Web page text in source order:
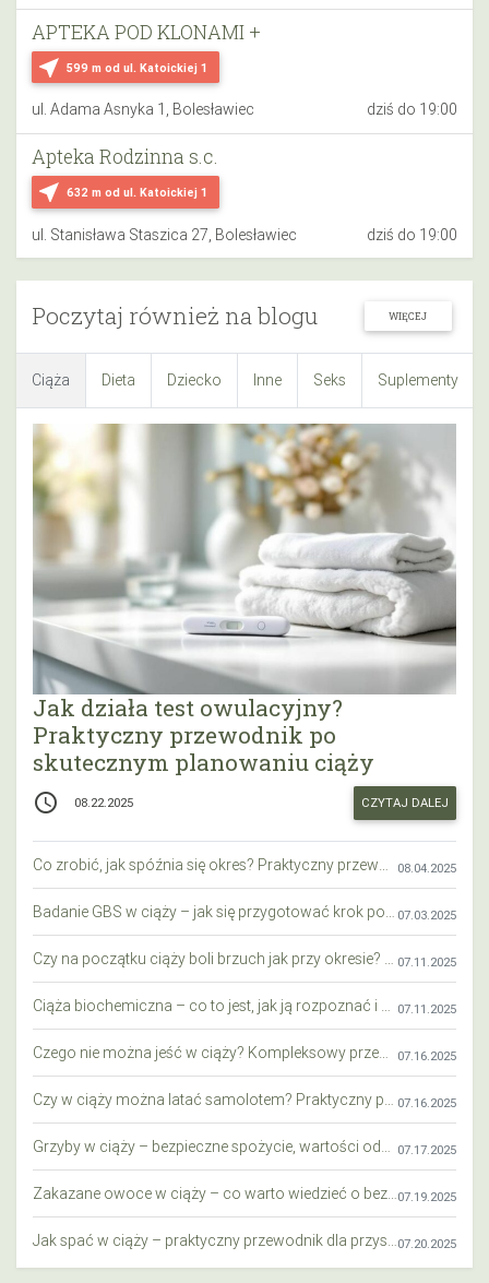
near_me 599 m od ul. Katoickiej 1
APTEKA POD KLONAMI +
ul. Adama Asnyka 1, Bolesławiec dziś do 19:00
near_me 632 m od ul. Katoickiej 1
Apteka Rodzinna s.c.
ul. Stanisława Staszica 27, Bolesławiec dziś do 19:00
Poczytaj również na blogu WIĘCEJ
Ciąża Dieta Dziecko Inne Seks Suplementy
Jak działa test owulacyjny?
Praktyczny przewodnik po
skutecznym planowaniu ciąży
access_time 08.22.2025 CZYTAJ DALEJ
08.04.2025
07.03.2025
07.11.2025
07.11.2025
07.16.2025
07.16.2025
07.17.2025
07.19.2025
07.20.2025